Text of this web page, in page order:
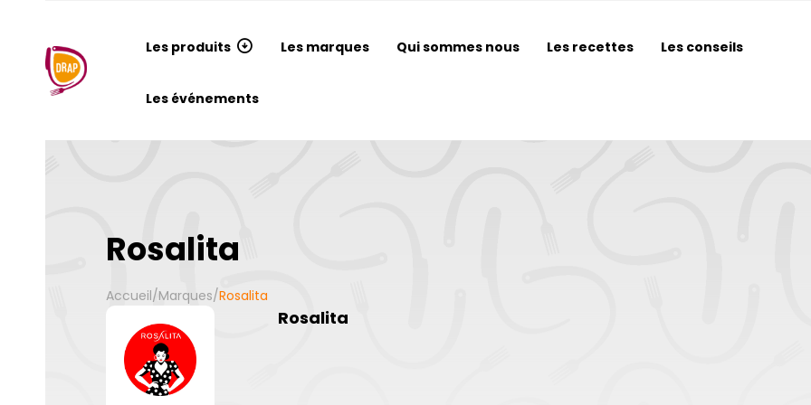
Les produits Les marques Qui sommes nous Les recettes Les conseils
Les événements
Rosalita
Accueil/Marques/Rosalita
Rosalita